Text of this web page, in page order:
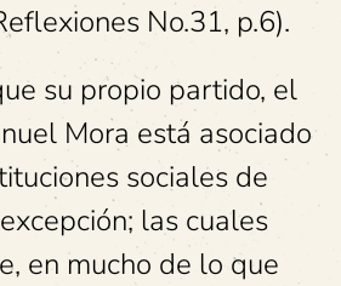
No.31, p.6).
su propio partido, el
Mora está asociado
sociales de
las cuales
en mucho de lo que